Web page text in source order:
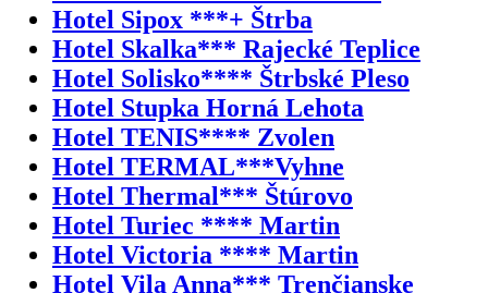
Hotel Sipox ***+ Štrba
Hotel Skalka*** Rajecké Teplice
Hotel Solisko**** Štrbské Pleso
Hotel Stupka Horná Lehota
Hotel TENIS**** Zvolen
Hotel TERMAL***Vyhne
Hotel Thermal*** Štúrovo
Hotel Turiec **** Martin
Hotel Victoria **** Martin
Hotel Vila Anna*** Trenčianske